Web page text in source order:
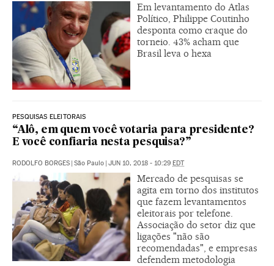
Em levantamento do Atlas
Político, Philippe Coutinho
desponta como craque do
torneio. 43% acham que
Brasil leva o hexa
PESQUISAS ELEITORAIS
“Alô, em quem você votaria para presidente?
E você confiaria nesta pesquisa?”
RODOLFO BORGES | São Paulo | JUN 10, 2018 - 10:29 EDT
Mercado de pesquisas se
agita em torno dos institutos
que fazem levantamentos
eleitorais por telefone.
Associação do setor diz que
ligações "não são
recomendadas", e empresas
defendem metodologia